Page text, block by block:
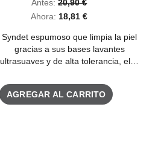
Ahora: 18,81 €
Antes: 20,90 €
Syndet espumoso que limpia la piel
gracias a sus bases lavantes
ultrasuaves y de alta tolerancia, el…
AGREGAR AL CARRITO